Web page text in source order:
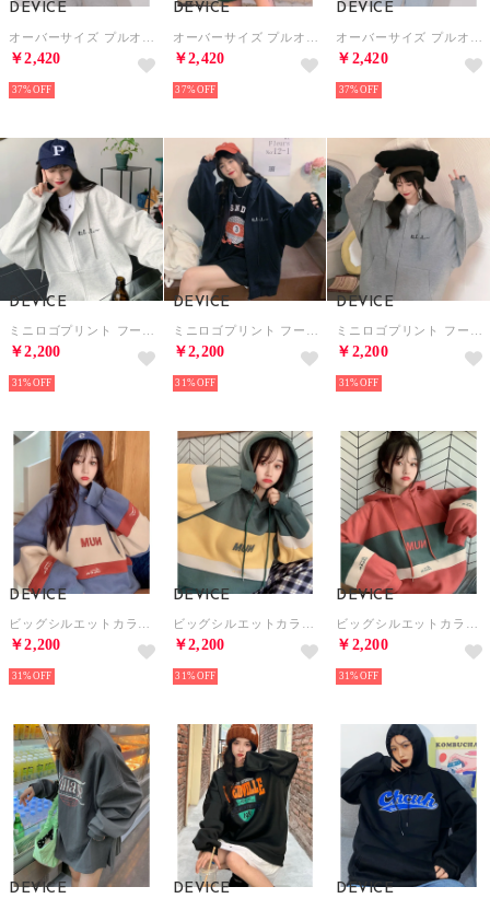
DEVICE
￥2,420
37%
DEVICE
￥2,420
37%
DEVICE
￥2,420
37%
DEVICE
￥2,200
31%
DEVICE
￥2,200
31%
DEVICE
￥2,200
31%
DEVICE
￥2,200
31%
DEVICE
￥2,200
31%
DEVICE
￥2,200
31%
DEVICE DEVICE DEVICE